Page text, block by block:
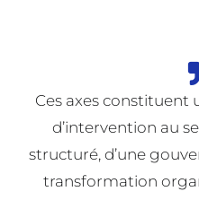
Ces axes constituent
d’intervention au
structuré, d’une
transformation